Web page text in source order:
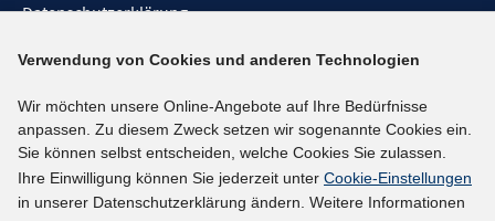
Datenschutzerklärung
Barrieren melden
Social-Media-Kanäle
BlueSky
YouTube
Verwendung von Cookies und anderen Technologien
Wir möchten unsere Online-Angebote auf Ihre Bedürfnisse
anpassen. Zu diesem Zweck setzen wir sogenannte Cookies ein.
Sie können selbst entscheiden, welche Cookies Sie zulassen.
Ihre Einwilligung können Sie jederzeit unter Cookie-Einstellungen
in unserer Datenschutzerklärung ändern. Weitere Informationen